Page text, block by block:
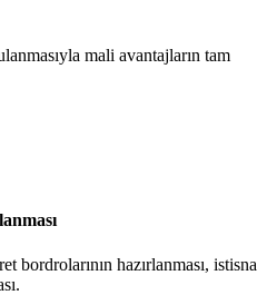
mali avantajların tam
bordrolarının hazırlanması, istisna